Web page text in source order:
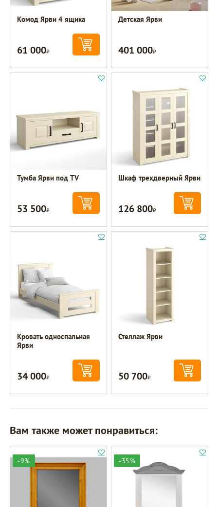
Комод Ярви 4 ящика
61 000Р
Детская Ярви
401 000Р
Тумба Ярви под TV
53 500Р
Шкаф трехдверный Ярви
126 800Р
Кровать односпальная
Ярви
34 000Р
Стеллаж Ярви
50 700Р
Вам также может понравиться:
-9% -35%